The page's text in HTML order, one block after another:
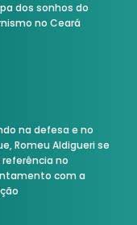
dos sonhos do
no Ceará
na defesa e no
Romeu Aldigueri se
no
com a